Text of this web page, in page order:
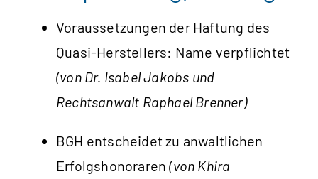
Voraus­setzungen der Haftung des
Quasi-Herstellers: Name verpflichtet
(von Dr. Isabel Jakobs und
Rechtsanwalt Raphael Brenner)
BGH entscheidet zu anwaltlichen
Erfolgs­honoraren(von Khira